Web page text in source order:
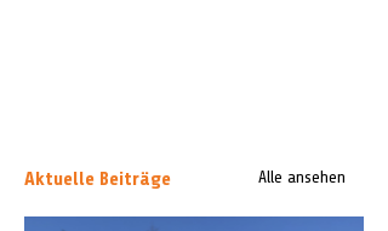
Aktuelle Beiträge Alle ansehen